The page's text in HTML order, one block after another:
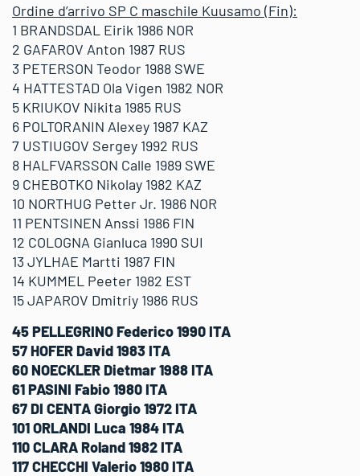
Ordine d’arrivo SP C maschile Kuusamo (Fin):
1 BRANDSDAL Eirik 1986 NOR
2 GAFAROV Anton 1987 RUS
3 PETERSON Teodor 1988 SWE
4 HATTESTAD Ola Vigen 1982 NOR
5 KRIUKOV Nikita 1985 RUS
6 POLTORANIN Alexey 1987 KAZ
7 USTIUGOV Sergey 1992 RUS
8 HALFVARSSON Calle 1989 SWE
9 CHEBOTKO Nikolay 1982 KAZ
10 NORTHUG Petter Jr. 1986 NOR
11 PENTSINEN Anssi 1986 FIN
12 COLOGNA Gianluca 1990 SUI
13 JYLHAE Martti 1987 FIN
14 KUMMEL Peeter 1982 EST
15 JAPAROV Dmitriy 1986 RUS
45 PELLEGRINO Federico 1990 ITA
57 HOFER David 1983 ITA
60 NOECKLER Dietmar 1988 ITA
61 PASINI Fabio 1980 ITA
67 DI CENTA Giorgio 1972 ITA
101 ORLANDI Luca 1984 ITA
110 CLARA Roland 1982 ITA
117 CHECCHI Valerio 1980 ITA